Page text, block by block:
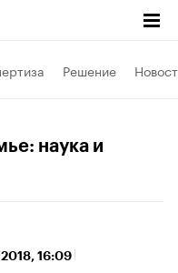
Решение
наука и
16:09